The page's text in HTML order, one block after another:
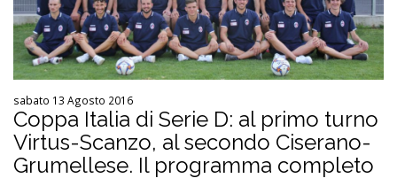
sabato 13 Agosto 2016
Coppa Italia di Serie D: al primo turno
Virtus-Scanzo, al secondo Ciserano-
Grumellese. Il programma completo